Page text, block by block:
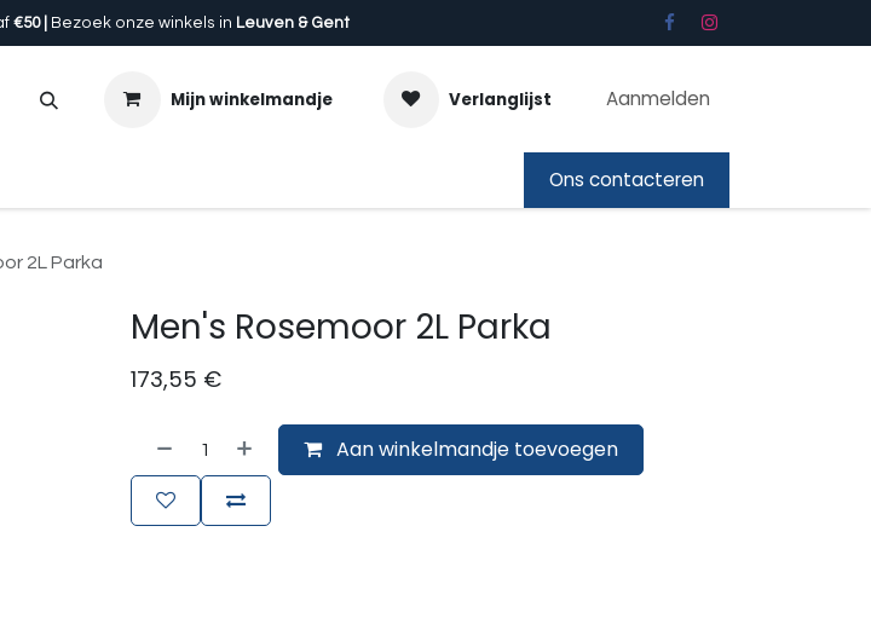
€50 | Bezoek onze winkels in Leuven & Gent
Mijn winkelmandje Verlanglijst Aanmelden
Ons contacteren
2L Parka
Men's Rosemoor 2L Parka
173,55 €
Aan winkelmandje toevoegen